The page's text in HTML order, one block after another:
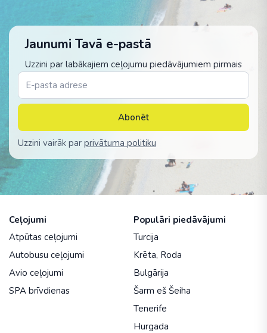
Jaunumi Tavā e-pastā
Uzzini par labākajiem ceļojumu piedāvājumiem pirmais
Abonēt
Uzzini vairāk par privātuma politiku
Ceļojumi
Atpūtas ceļojumi
Autobusu ceļojumi
Avio ceļojumi
SPA brīvdienas
Populāri piedāvājumi
Turcija
Krēta, Roda
Bulgārija
Šarm eš Šeiha
Tenerife
Hurgada